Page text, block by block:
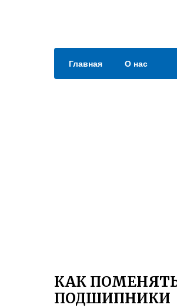
Главная О нас
КАК
ПОДШИПНИКИ